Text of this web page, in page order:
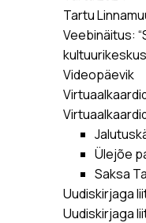
Tartu
Veebinäitus:
Videopäevik
Ülejõe
Saksa
Uudiskirjaga
Uudiskirjaga